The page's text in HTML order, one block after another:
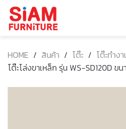
HOME / สินค้า / โต๊ะ / โต๊ะทำง
โต๊ะโล่งขาเหล็ก รุ่น WS-SD120D ข